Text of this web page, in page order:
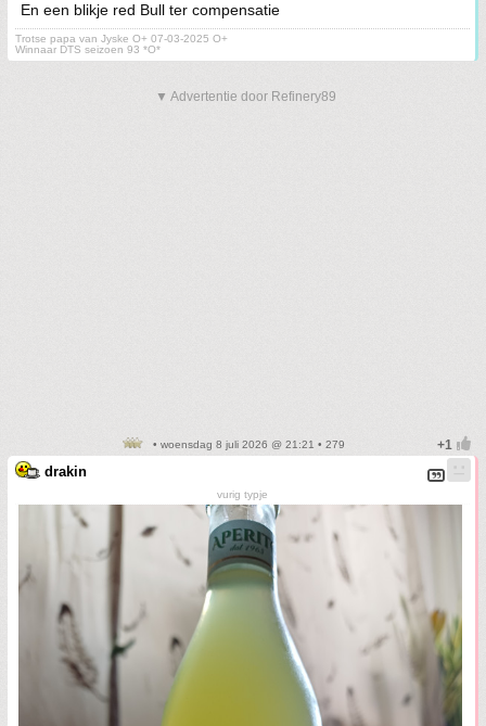
En een blikje red Bull ter compensatie
Trotse papa van Jyske O+ 07-03-2025 O+
Winnaar DTS seizoen 93 *O*
▼ Advertentie door Refinery89
• woensdag 8 juli 2026 @ 21:21 • 279
drakin
vurig typje